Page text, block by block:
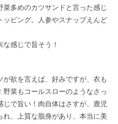
多めのカツサンドと言った感じ
ッピング。人参やスナップえんど
感じで旨そう！
欲を言えば、好みですが、衣も
野菜もコールスローのようなさっ
で旨い！肉自体はさすが、鹿児
、上質な脂身があり、本当に美